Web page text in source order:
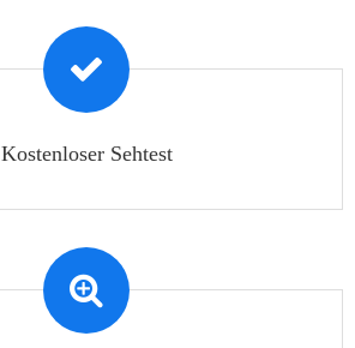
Kostenloser Sehtest